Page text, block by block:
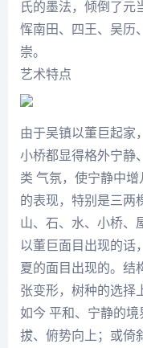
氏的墨法，倾倒了元
恽南田、四王、 吴历、
崇。
艺术特点
由于吴镇以董巨起家
小桥都显得格外宁静
类 气氛，使宁静中
的表现，特别是三两
山、石、水、小桥、
以董巨面目出现的话
夏的面目出现的。结
张变形，树种的选择
如今 平和、宁静的
拔、俯势向上；或倚